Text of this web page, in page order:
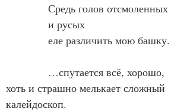
Средь голов отсмоленных
и русых
еле различить мою башку.
…спутается всё, хорошо,
хоть и страшно мелькает сложный
калейдоскоп.